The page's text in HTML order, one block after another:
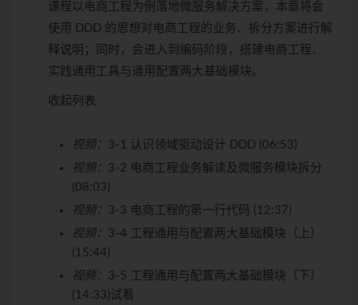
课程以电商工程为例落地微服务解决方案，本章将会
使用 DDD 的思想对电商工程的业务、拆分方案进行解
释说明；同时，会进入到编码阶段，搭建电商工程、
实践通用工具与通用配置两大基础模块。
收起列表
视频： 3-1 认识领域驱动设计 DDD (06:53)
视频： 3-2 电商工程业务解读及微服务模块拆分
(08:03)
视频： 3-3 电商工程的第一行代码 (12:37)
视频： 3-4 工程通用与配置两大基础模块（上）
(15:44)
视频： 3-5 工程通用与配置两大基础模块（下）
(14:33)试看